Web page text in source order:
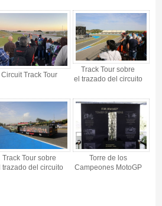
Circuit Track Tour
Track Tour sobre
el trazado del circuito
Track Tour sobre
trazado del circuito
Torre de los
Campeones MotoGP